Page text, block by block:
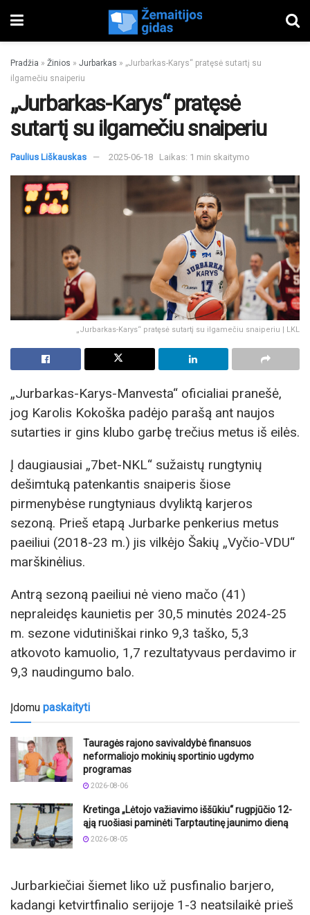
Pradžia » Žinios » Jurbarkas » „Jurbarkas-Karys“ pratęsė sutartį su
ilgamečiu snaiperiu
„Jurbarkas-Karys“ pratęsė
sutartį su ilgamečiu snaiperiu
Paulius Liškauskas 2025-06-18 Laikas: 1 min skaitymo
„Jurbarkas-Karys“ pratęsė sutartį su ilgamečiu snaiperiu | LKL
„Jurbarkas-Karys-Manvesta“ oficialiai pranešė,
jog Karolis Kokoška padėjo parašą ant naujos
sutarties ir gins klubo garbę trečius metus iš eilės.
Į daugiausiai „7bet-NKL“ sužaistų rungtynių
dešimtuką patenkantis snaiperis šiose
pirmenybėse rungtyniaus dvyliktą karjeros
sezoną. Prieš etapą Jurbarke penkerius metus
paeiliui (2018-23 m.) jis vilkėjo Šakių „Vyčio-VDU“
marškinėlius.
Antrą sezoną paeiliui nė vieno mačo (41)
nepraleidęs kaunietis per 30,5 minutės 2024-25
m. sezone vidutiniškai rinko 9,3 taško, 5,3
atkovoto kamuolio, 1,7 rezultatyvaus perdavimo ir
9,3 naudingumo balo.
Įdomu paskaityti
Tauragės rajono savivaldybė finansuos
neformaliojo mokinių sportinio ugdymo
programas
2026-08-06
Kretinga „Lėtojo važiavimo iššūkiu“ rugpjūčio 12-
ąją ruošiasi paminėti Tarptautinę jaunimo dieną
2026-08-05
Jurbarkiečiai šiemet liko už pusfinalio barjero,
kadangi ketvirtfinalio serijoje 1-3 neatsilaikė prieš